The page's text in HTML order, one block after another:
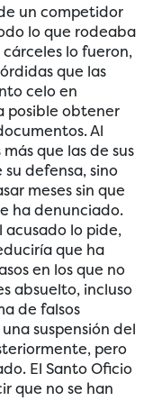
un competidor
lo que rodeaba
lo fueron,
que las
celo en
posible obtener
Al
que las de sus
defensa, sino
meses sin que
ha denunciado.
acusado lo pide,
que ha
en los que no
absuelto, incluso
de falsos
suspensión del
pero
El Santo Oficio
que no se han